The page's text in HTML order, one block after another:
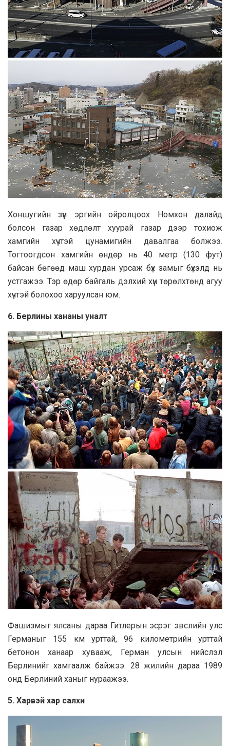
Хоншугийн зүүн эргийн ойролцоох Номхон далайд
болсон газар хөдлөлт хуурай газар дээр тохиож
хамгийн хүчтэй цунамигийн давалгаа болжээ.
Тогтоогдсон хамгийн өндөр нь 40 метр (130 фут)
байсан бөгөөд маш хурдан урсаж бүх замыг бүхэлд нь
устгажээ. Тэр өдөр байгаль дэлхий хүн төрөлхтөнд агуу
хүчтэй болохоо харуулсан юм.
6. Берлины хананы уналт
Фашизмыг ялсаны дараа Гитлерын эсрэг эвслийн улс
Германыг 155 км урттай, 96 километрийн урттай
бетонон ханаар хувааж, Герман улсын нийслэл
Берлинийг хамгаалж байжээ. 28 жилийн дараа 1989
онд Берлиний ханыг нураажээ.
5. Харвэй хар салхи